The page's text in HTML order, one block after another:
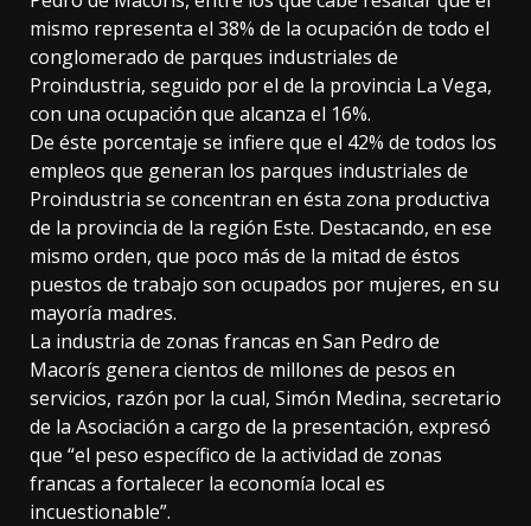
mismo representa el 38% de la ocupación de todo el
conglomerado de parques industriales de
Proindustria, seguido por el de la provincia La Vega,
con una ocupación que alcanza el 16%.
De éste porcentaje se infiere que el 42% de todos los
empleos que generan los parques industriales de
Proindustria se concentran en ésta zona productiva
de la provincia de la región Este. Destacando, en ese
mismo orden, que poco más de la mitad de éstos
puestos de trabajo son ocupados por mujeres, en su
mayoría madres.
La industria de zonas francas en San Pedro de
Macorís genera cientos de millones de pesos en
servicios, razón por la cual, Simón Medina, secretario
de la Asociación a cargo de la presentación, expresó
que “el peso específico de la actividad de zonas
francas a fortalecer la economía local es
incuestionable”.